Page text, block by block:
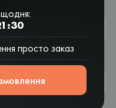
просто заказ